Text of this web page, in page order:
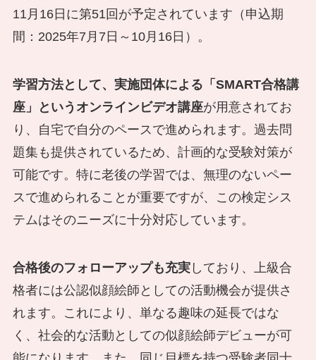
11月16日に第51回が予定されています（申込期
間：2025年7月7日～10月16日）。
学習方法として、実施団体による「SMART合格講
座」というオンラインビデオ講座が用意されてお
り、自宅で自分のペースで進められます。過去問
題集も提供されているため、計画的な受験対策が
可能です。特に老後の学習では、無理のないペー
スで進められることが重要ですが、この検定シス
テムはそのニーズに十分対応しています。
合格後のフォローアップも充実しており、上級合
格者には公認似顔絵師としての活動機会が提供さ
れます。これにより、単なる趣味の延長ではな
く、社会的な活動としての似顔絵師デビューが可